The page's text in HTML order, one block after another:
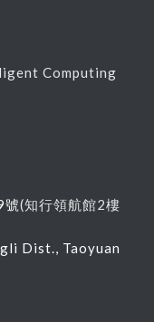
Computing
號(知行領航館2樓
Dist., Taoyuan